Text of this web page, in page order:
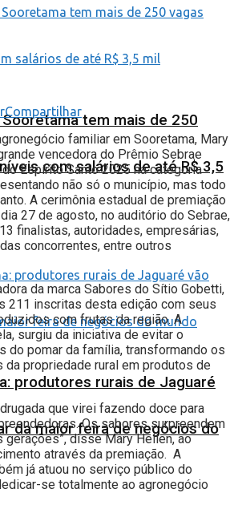
Sooretama tem mais de 250
com salários de até R$ 3,5
produtores rurais de Jaguaré
da maior feira de negócios do
Compartilhar
familiar em Sooretama, Mary
vencedora do Prêmio Sebrae
Espírito Santo 2025 na categoria
não só o município, mas todo
A cerimônia estadual de premiação
27 de agosto, no auditório do Sebrae,
finalistas, autoridades, empresárias,
concorrentes, entre outros
da marca Sabores do Sítio Gobetti,
211 inscritas desta edição com seus
com frutas da região. A
surgiu da iniciativa de evitar o
do pomar da família, transformando os
da propriedade rural em produtos de
que virei fazendo doce para
Os sabores surpreendem
gerações”, disse Mary Hellen, ao
através da premiação. A
já atuou no serviço público do
se totalmente ao agronegócio